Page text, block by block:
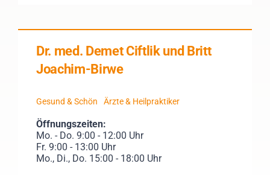
Dr. med. Demet Ciftlik und Britt
Joachim-Birwe
Gesund & Schön Ärzte & Heilpraktiker
Öffnungszeiten:
Mo. - Do. 9:00 - 12:00 Uhr
Fr. 9:00 - 13:00 Uhr
Mo., Di., Do. 15:00 - 18:00 Uhr